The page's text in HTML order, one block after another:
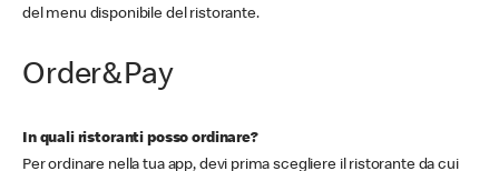
del menu disponibile del ristorante.
Order&Pay
In quali ristoranti posso ordinare?
Per ordinare nella tua app, devi prima scegliere il ristorante da cui